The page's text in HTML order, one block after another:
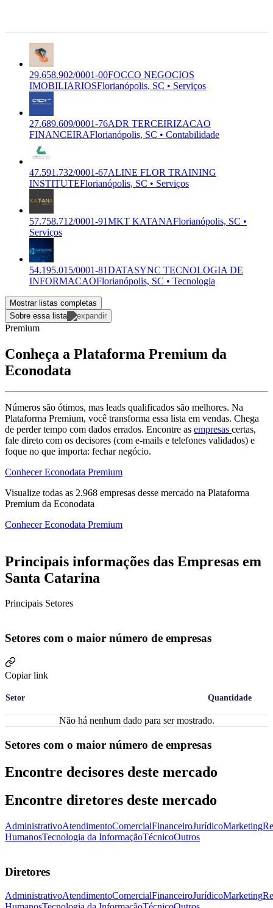
29.658.902/0001-00FOCCO NEGOCIOS
IMOBILIARIOSFlorianópolis, SC • Serviços
27.689.609/0001-76ADR TERCEIRIZACAO
FINANCEIRAFlorianópolis, SC • Contabilidade
47.591.732/0001-67ALINE FLOR TRAINING
INSTITUTEFlorianópolis, SC • Serviços
57.758.712/0001-91MKT KATANAFlorianópolis, SC •
Serviços
54.195.015/0001-81DATASYNC TECNOLOGIA DE
INFORMACAOFlorianópolis, SC • Tecnologia
Mostrar listas completas
Sobre essa lista
Premium
Conheça a Plataforma Premium da
Econodata
Números são ótimos, mas leads qualificados são melhores. Na
Plataforma Premium, você transforma essa lista em vendas. Chega
de perder tempo com dados errados. Encontre as empresas certas,
fale direto com os decisores (com e-mails e telefones validados) e
foque no que importa: fechar negócio.
Conhecer Econodata Premium
Visualize todas as 2.968 empresas desse mercado na Plataforma
Premium da Econodata
Conhecer Econodata Premium
Principais informações das Empresas em
Santa Catarina
Principais Setores
Setores com o maior número de empresas
Copiar link
Setor Quantidade
Não há nenhum dado para ser mostrado.
Setores com o maior número de empresas
Encontre decisores deste mercado
Encontre diretores deste mercado
AdministrativoAtendimentoComercialFinanceiroJurídicoMarketing
HumanosTecnologia da InformaçãoTécnicoOutros
Diretores
AdministrativoAtendimentoComercialFinanceiroJurídicoMarketing